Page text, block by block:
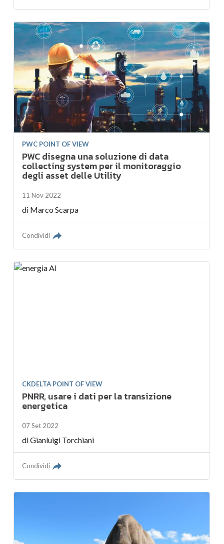
PWC POINT OF VIEW
PWC disegna una soluzione di data
collecting system per il monitoraggio
degli asset delle Utility
11 Nov 2022
di Marco Scarpa
Condividi
CKDELTA POINT OF VIEW
PNRR, usare i dati per la transizione
energetica
07 Set 2022
diGianluigi Torchiani
Condividi